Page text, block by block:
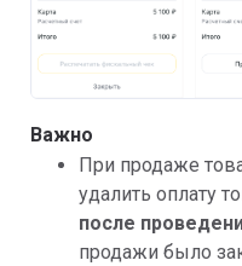
Важно
При продаже
удалить оплату
после
продажи было